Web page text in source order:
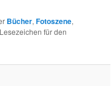
Bücher,Fotoszene,
für den